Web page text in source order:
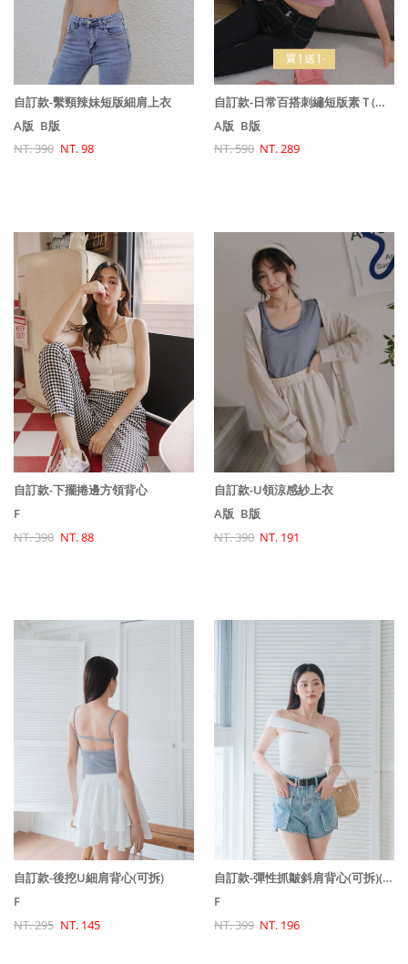
自訂款-繫頸辣妹短版細肩上衣
A版 B版
NT. 390 NT. 98
自訂款-日常百搭刺繡短版素Ｔ(買一送一)
A版 B版
NT. 590 NT. 289
自訂款-下擺捲邊方領背心
F
NT. 390 NT. 88
自訂款-U領涼感紗上衣
A版 B版
NT. 390 NT. 191
自訂款-後挖U細肩背心(可拆)
F
NT. 295 NT. 145
自訂款-彈性抓皺斜肩背心(可拆)(原價580特價399)
F
NT. 399 NT. 196